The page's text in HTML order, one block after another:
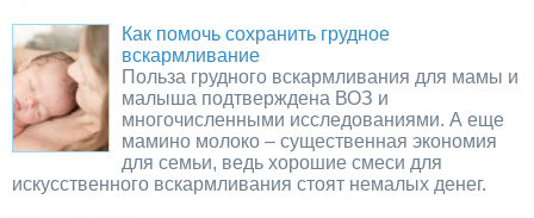
Как помочь сохранить грудное
вскармливание
Польза грудного вскармливания для мамы и
малыша подтверждена ВОЗ и
многочисленными исследованиями. А еще
мамино молоко – существенная экономия
для семьи, ведь хорошие смеси для
искусственного вскармливания стоят немалых денег.